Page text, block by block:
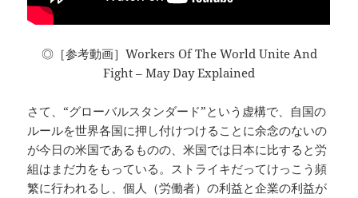
◎［参考動画］Workers Of The World Unite And
Fight – May Day Explained
さて、“グローバルスタンダード”という虚構で、自国の
ルールを世界各国に押し付けつけることに余念のないの
が今日の米国であるものの、米国では日本に比すると労
組はまだ力をもっている。ストライキだってけっこう頻
繁に行われるし、個人（労働者）の利益と企業の利益が